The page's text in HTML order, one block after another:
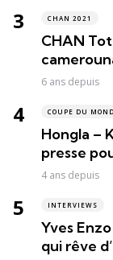
CHAN 2021
CHAN
6 ans depuis
COUPE DU
Hongla –
presse
4 ans depuis
INTERVIEWS
Yves
qui rêve